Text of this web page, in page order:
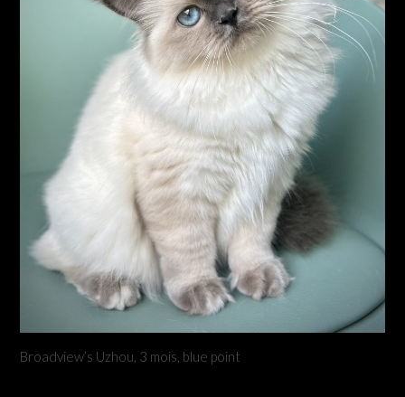
Broadview’s Uzhou, 3 mois, blue point